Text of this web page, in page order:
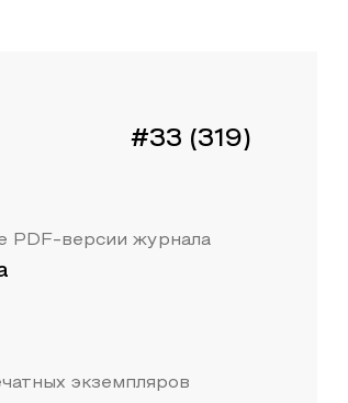
#33 (319)
PDF-версии журнала
экземпляров